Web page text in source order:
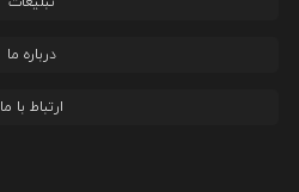
درباره ما
ارتباط با ما